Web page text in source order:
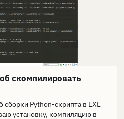
скомпилировать
сборки Python-скрипта в EXE
установку, компиляцию в